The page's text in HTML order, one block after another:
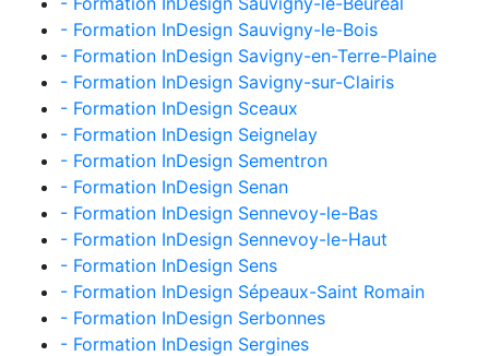
- Formation InDesign Sauvigny-le-Bois
- Formation InDesign Savigny-en-Terre-Plaine
- Formation InDesign Savigny-sur-Clairis
- Formation InDesign Sceaux
- Formation InDesign Seignelay
- Formation InDesign Sementron
- Formation InDesign Senan
- Formation InDesign Sennevoy-le-Bas
- Formation InDesign Sennevoy-le-Haut
- Formation InDesign Sens
- Formation InDesign Sépeaux-Saint Romain
- Formation InDesign Serbonnes
- Formation InDesign Sergines